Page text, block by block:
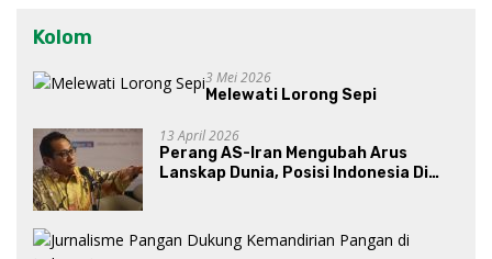
Kolom
3 Mei 2026
Melewati Lorong Sepi
13 April 2026
Perang AS-Iran Mengubah Arus
Lanskap Dunia, Posisi Indonesia Di